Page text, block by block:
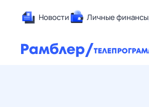
Новости Личные финансы